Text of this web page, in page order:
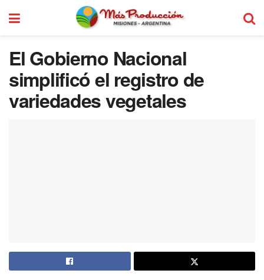
El Gobierno Nacional
simplificó el registro de
variedades vegetales